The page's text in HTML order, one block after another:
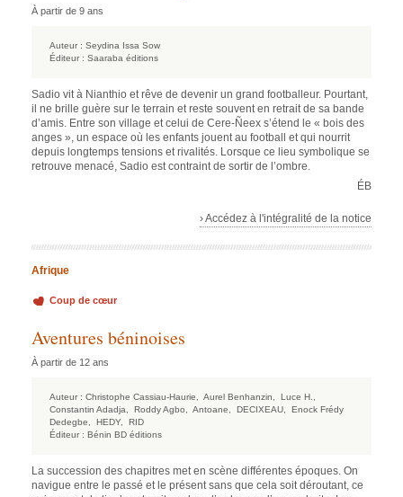
À partir de 9 ans
Auteur : Seydina Issa Sow
Éditeur : Saaraba éditions
Sadio vit à Nianthio et rêve de devenir un grand footballeur. Pourtant,
il ne brille guère sur le terrain et reste souvent en retrait de sa bande
d’amis. Entre son village et celui de Cere-Ñeex s’étend le « bois des
anges », un espace où les enfants jouent au football et qui nourrit
depuis longtemps tensions et rivalités. Lorsque ce lieu symbolique se
retrouve menacé, Sadio est contraint de sortir de l’ombre.
ÉB
› Accédez à l'intégralité de la notice
Afrique
Coup de cœur
Aventures béninoises
À partir de 12 ans
Auteur : Christophe Cassiau-Haurie, Aurel Benhanzin,
Luce H.,
Constantin Adadja,
Roddy Agbo, Antoane, DECIXEAU,
Enock Frédy
Dedegbe,
HEDY,
RID
Éditeur : Bénin BD éditions
La succession des chapitres met en scène différentes époques. On
navigue entre le passé et le présent sans que cela soit déroutant, ce